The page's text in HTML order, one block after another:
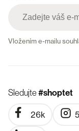
Vložením e-mailu
Sledujte#shoptet
26k